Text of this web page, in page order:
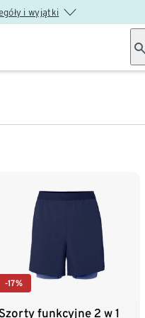
i wyjątki
-17%
funkcyjne 2 w 1